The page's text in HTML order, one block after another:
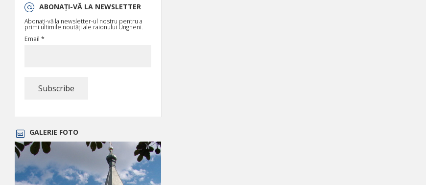
ABONAȚI-VĂ LA NEWSLETTER
Abonați-vă la newsletter-ul nostru pentru a
primi ultimile noutăți ale raionului Ungheni.
Email *
GALERIE FOTO